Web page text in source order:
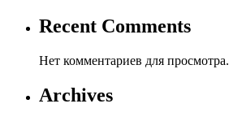
Recent Comments
Нет комментариев для просмотра.
Archives